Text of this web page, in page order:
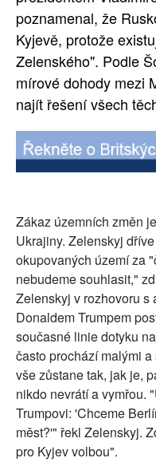
poznamenal, že
Kyjevě, protože
Zelenského". Podle
mírové dohody mezi
najít řešení všech
Zákaz územních změn
Ukrajiny. Zelenskyj
okupovaných území za
nebudeme souhlasit,"
Zelenskyj v rozhovoru s
Donaldem Trumpem
současné linie dotyku
často prochází malými
vše zůstane tak, jak je,
nikdo nevrátí a vymřou.
Trumpovi: 'Chceme
měst?'" řekl Zelenskyj.
pro Kyjev volbou".